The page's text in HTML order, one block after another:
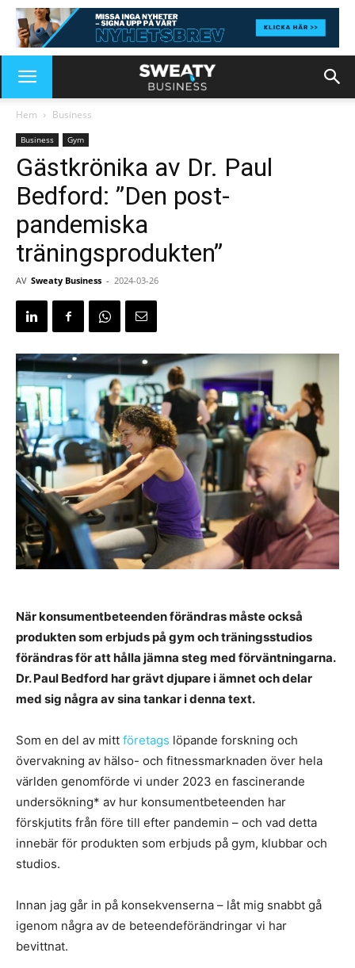
Hem Business
Business Gym
Gästkrönika av Dr. Paul
Bedford: ”Den post-
pandemiska
träningsprodukten”
AV Sweaty Business - 2024-03-26
När konsumentbeteenden förändras måste också
produkten som erbjuds på gym och träningsstudios
förändras för att hålla jämna steg med förväntningarna.
Dr. Paul Bedford har grävt djupare i ämnet och delar
med sig några av sina tankar i denna text.
Som en del av mitt företags löpande forskning och
övervakning av hälso- och fitnessmarknaden över hela
världen genomförde vi under 2023 en fascinerande
undersökning* av hur konsumentbeteenden har
förskjutits från före till efter pandemin – och vad detta
innebär för produkten som erbjuds på gym, klubbar och
studios.
Innan jag går in på konsekvenserna – låt mig snabbt gå
igenom några av de beteendeförändringar vi har
bevittnat.